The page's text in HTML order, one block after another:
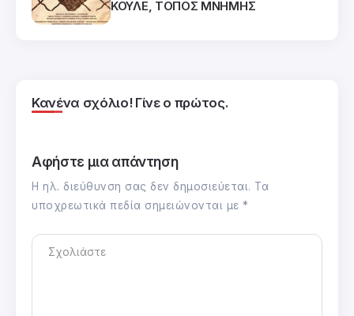
ΚΟΥΛΕ, ΤΟΠΟΣ ΜΝΗΜΗΣ
Κανένα σχόλιο! Γίνε ο πρώτος.
Αφήστε μια απάντηση
Η ηλ. διεύθυνση σας δεν δημοσιεύεται. Τα
υποχρεωτικά πεδία σημειώνονται με *